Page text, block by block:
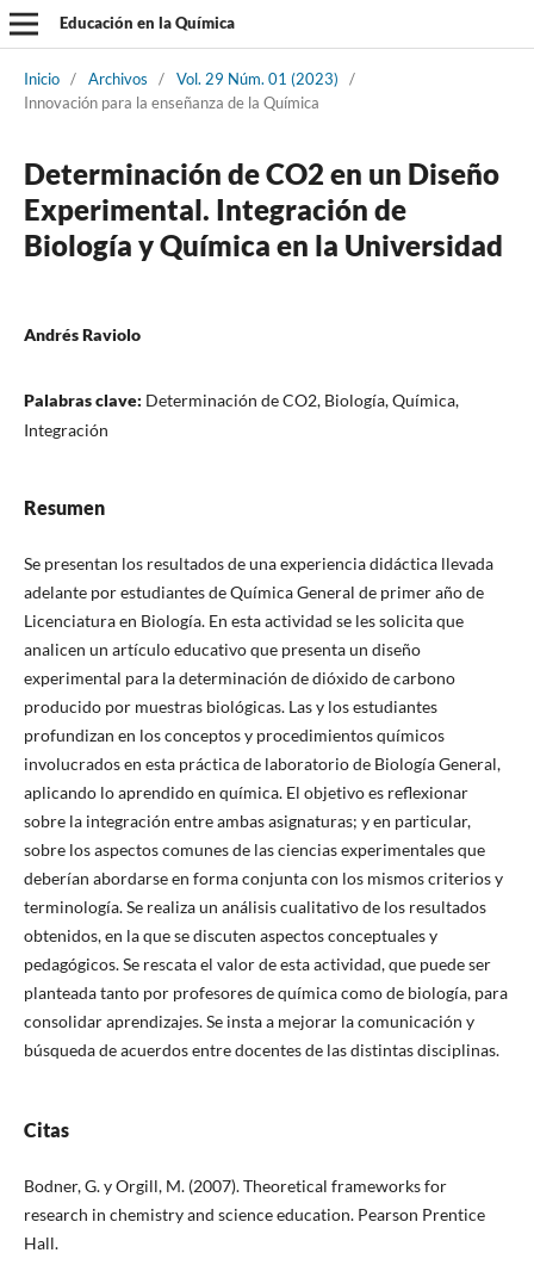
Educación en la Química
Inicio / Archivos / Vol. 29 Núm. 01 (2023)
/
Innovación para la enseñanza de la Química
Determinación de CO2 en un Diseño
Experimental. Integración de
Biología y Química en la Universidad
Andrés Raviolo
Palabras clave: Determinación de CO2, Biología, Química,
Integración
Resumen
Se presentan los resultados de una experiencia didáctica llevada
adelante por estudiantes de Química General de primer año de
Licenciatura en Biología. En esta actividad se les solicita que
analicen un artículo educativo que presenta un diseño
experimental para la determinación de dióxido de carbono
producido por muestras biológicas. Las y los estudiantes
profundizan en los conceptos y procedimientos químicos
involucrados en esta práctica de laboratorio de Biología General,
aplicando lo aprendido en química. El objetivo es reflexionar
sobre la integración entre ambas asignaturas; y en particular,
sobre los aspectos comunes de las ciencias experimentales que
deberían abordarse en forma conjunta con los mismos criterios y
terminología. Se realiza un análisis cualitativo de los resultados
obtenidos, en la que se discuten aspectos conceptuales y
pedagógicos. Se rescata el valor de esta actividad, que puede ser
planteada tanto por profesores de química como de biología, para
consolidar aprendizajes. Se insta a mejorar la comunicación y
búsqueda de acuerdos entre docentes de las distintas disciplinas.
Citas
Bodner, G. y Orgill, M. (2007). Theoretical frameworks for
research in chemistry and science education. Pearson Prentice
Hall.